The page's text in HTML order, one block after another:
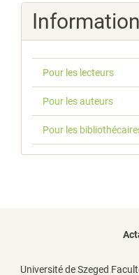
Pour les lecteurs
Pour les auteurs
Pour les
Université de Szeged